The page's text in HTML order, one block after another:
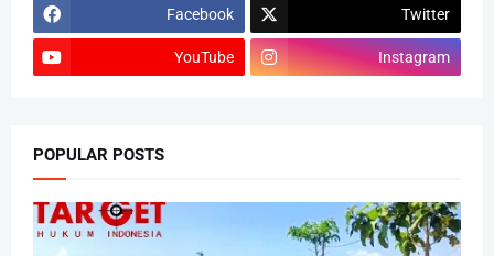
Facebook Twitter
YouTube Instagram
POPULAR POSTS